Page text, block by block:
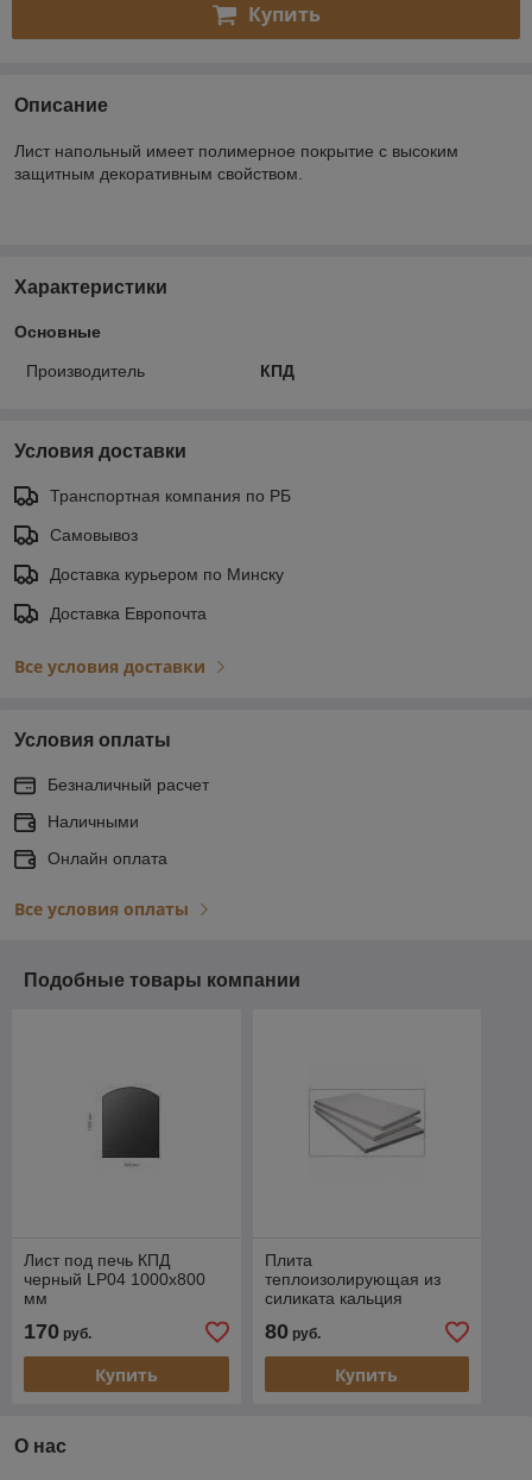
Купить
Описание
Лист напольный имеет полимерное покрытие с высоким
защитным декоративным свойством.
Характеристики
Основные
Производитель КПД
Условия доставки
Транспортная компания по РБ
Самовывоз
Доставка курьером по Минску
Доставка Европочта
Все условия доставки
Условия оплаты
Безналичный расчет
Наличными
Онлайн оплата
Все условия оплаты
Подобные товары компании
Лист под печь КПД
черный LP04 1000х800
мм
170 руб.
Купить
Плита
теплоизолирующая из
силиката кальция
мм
80руб.
Купить
О нас